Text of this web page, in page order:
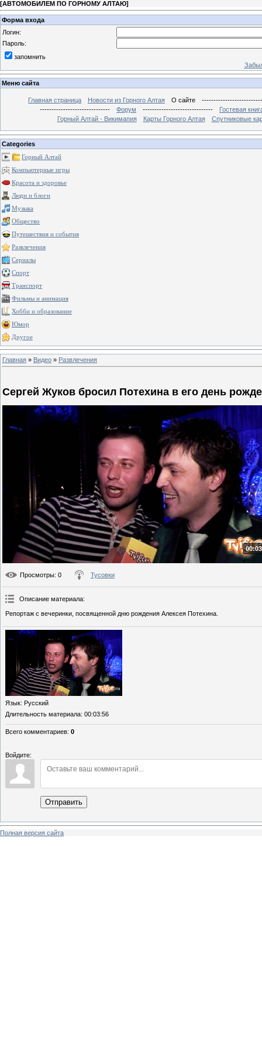
[АВТОМОБИЛЕМ ПО ГОРНОМУ АЛТАЮ]
Форма входа
Логин:
Пароль:
запомнить
Меню сайта
Главная страница Новости из Горного Алтая О сайте
------------------------------
Форум ------------------------------
Гостевая
Горный Алтай - Викимапия
Карты Горного Алтая Спутниковые
Categories
Горный Алтай
Компьютерные игры
Красота и здоровье
Люди и блоги
Музыка
Общество
Путешествия и события
Развлечения
Сериалы
Спорт
Транспорт
Фильмы и анимация
Хобби и образование
Юмор
Другое
Главная » Видео » Развлечения
Сергей Жуков бросил Потехина в его день
Просмотры: 0 Тусовки
Описание материала:
Репортаж с вечеринки, посвященной дню рождения Алексея Потехина.
Язык: Русский
Длительность материала: 00:03:56
Всего комментариев: 0
Войдите:
Отправить
Полная версия сайта